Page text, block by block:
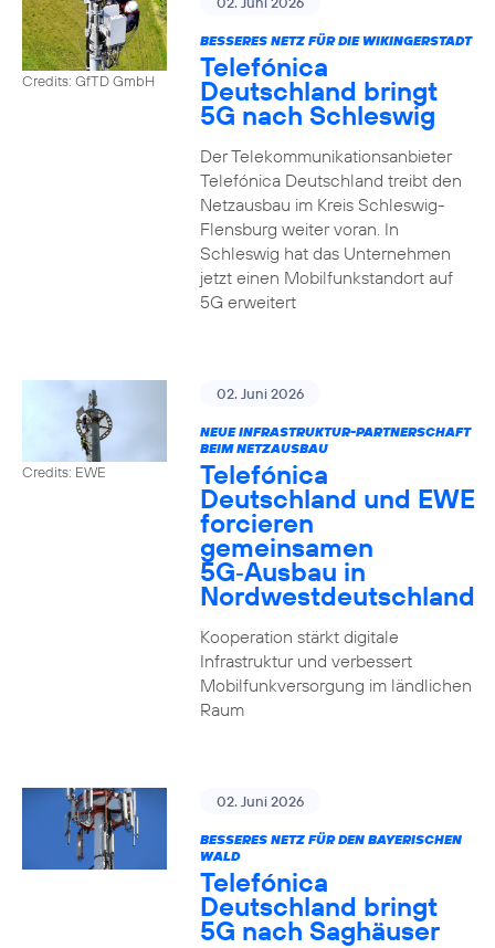
Credits: GfTD GmbH
BESSERES NETZ FÜR DIE WIKINGERSTADT
Telefónica
Deutschland bringt
5G nach Schleswig
Der Telekommunikationsanbieter
Telefónica Deutschland treibt den
Netzausbau im Kreis Schleswig-
Flensburg weiter voran. In
Schleswig hat das Unternehmen
jetzt einen Mobilfunkstandort auf
5G erweitert
Credits: EWE
02. Juni 2026
NEUE INFRASTRUKTUR-PARTNERSCHAFT
BEIM NETZAUSBAU
Telefónica
Deutschland und EWE
forcieren
gemeinsamen
5G‑Ausbau in
Nordwestdeutschland
Kooperation stärkt digitale
Infrastruktur und verbessert
Mobilfunkversorgung im ländlichen
Raum
02. Juni 2026
BESSERES NETZ FÜR DEN BAYERISCHEN
WALD
Telefónica
Deutschland bringt
5G nach Saghäuser